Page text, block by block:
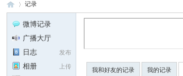
›
记录
微博记录
广播大厅
发布
日志
上传
相册
我和好友的记录
我的记录